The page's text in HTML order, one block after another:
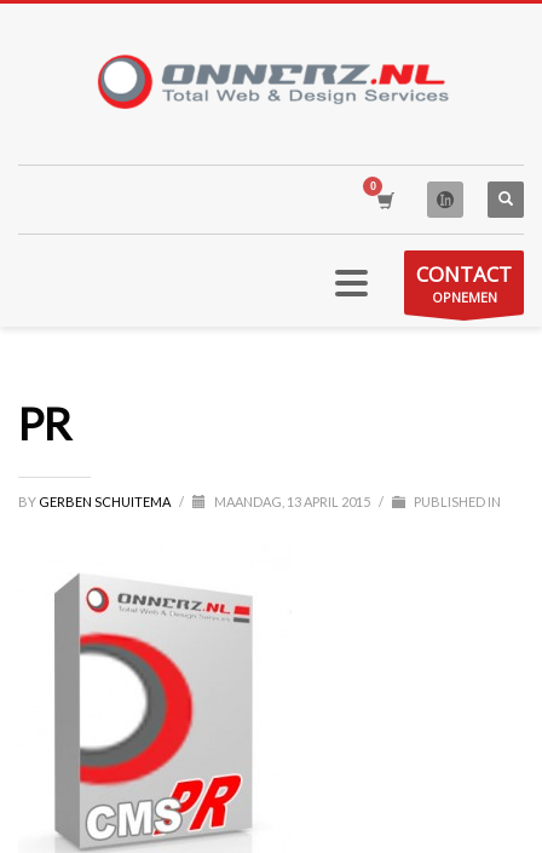
CONTACT
OPNEMEN
PR
BY GERBEN SCHUITEMA / MAANDAG, 13 APRIL 2015 / PUBLISHED IN